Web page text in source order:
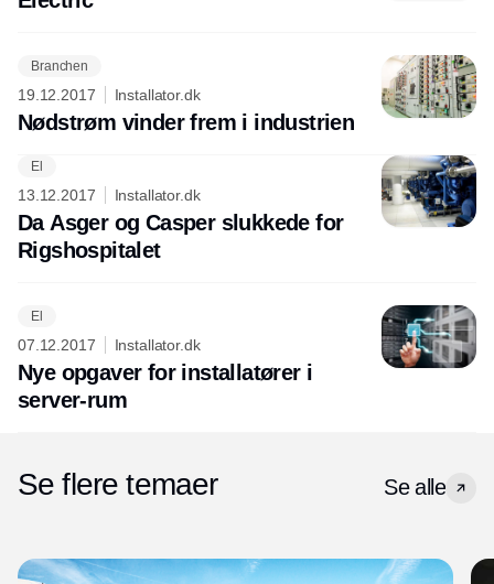
Branchen
19.12.2017 Installator.dk
Nødstrøm vinder frem i industrien
El
13.12.2017 Installator.dk
Da Asger og Casper slukkede for
Rigshospitalet
El
07.12.2017 Installator.dk
Nye opgaver for installatører i
server-rum
Se flere temaer Se alle